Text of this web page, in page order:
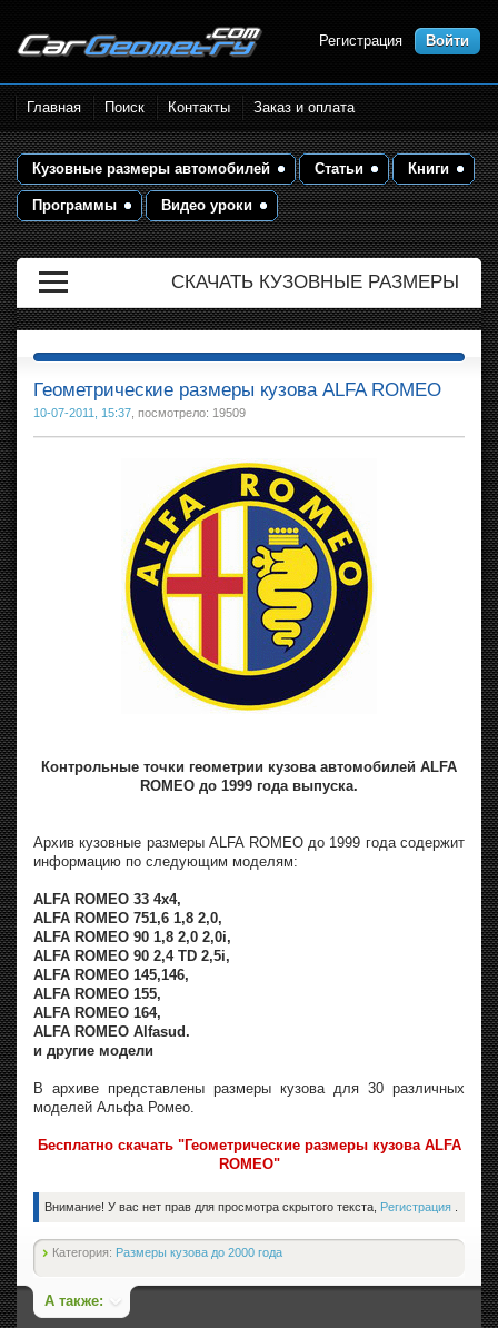
Размеры кузова автомобилей.
Контрольные точки и кузовные
размеры. Геометрия кузова
Регистрация Войти
Главная Поиск Контакты Заказ и оплата
Кузовные размеры автомобилей Статьи Книги
Программы Видео уроки
СКАЧАТЬ КУЗОВНЫЕ РАЗМЕРЫ
Геометрические размеры кузова ALFA ROMEO
10-07-2011, 15:37 , посмотрело: 19509
Контрольные точки геометрии кузова автомобилей ALFA
ROMEO до 1999 года выпуска.
Архив кузовные размеры ALFA ROMEO до 1999 года содержит
информацию по следующим моделям:
ALFA ROMEO 33 4x4,
ALFA ROMEO 751,6 1,8 2,0,
ALFA ROMEO 90 1,8 2,0 2,0i,
ALFA ROMEO 90 2,4 TD 2,5i,
ALFA ROMEO 145,146,
ALFA ROMEO 155,
ALFA ROMEO 164,
ALFA ROMEO Alfasud.
и другие модели
В архиве представлены размеры кузова для 30 различных
моделей Альфа Ромео.
Бесплатно скачать "Геометрические размеры кузова ALFA
ROMEO"
Внимание! У вас нет прав для просмотра скрытого текста, Регистрация .
Категория: Размеры кузова до 2000 года
А также: